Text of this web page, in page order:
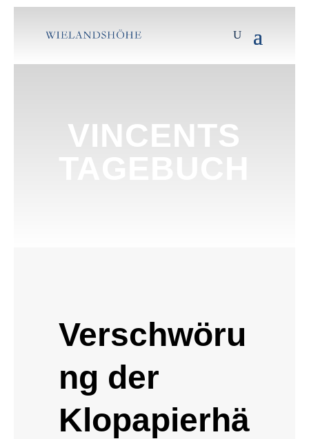
VINCENTS
Verschwöru
ng der
Klopapierhä